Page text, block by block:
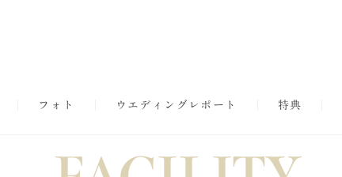
フォト ウエディングレポート 特典